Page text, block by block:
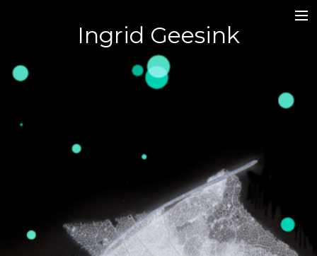
Ingrid Geesink
Symbiose | samen leven
Expo in het Gorcums Museum | 27 april 2022 -
SALIX | Studies van een treurwilg
Expo in de Synagoge van Buren | 12-15 mei 2022
Reshaping | time